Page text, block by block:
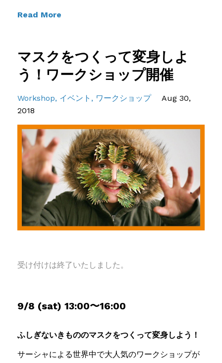
Read More
マスクをつくって変身しよ
う！ワークショップ開催
Workshop イベント ワークショップ
Aug 30,
2018
受け付けは終了いたしました。
9/8 (sat) 13:00〜16:00
ふしぎないきもののマスクをつくって変身しよう！
サーシャによる世界中で大人気のワークショップが